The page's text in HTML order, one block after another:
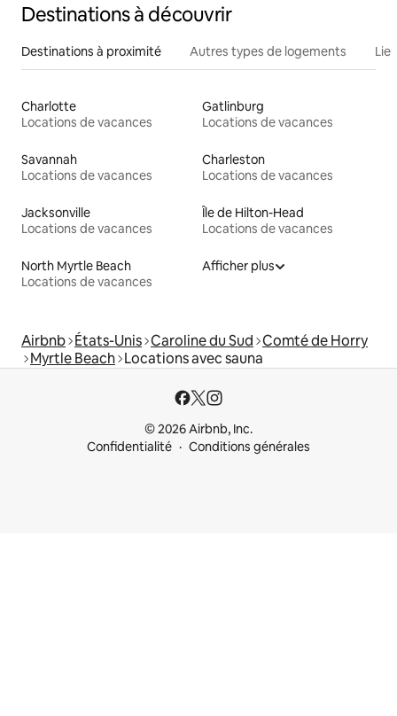
Destinations à découvrir
Destinations à proximité Autres types de logements
Charlotte
Locations de vacances
Gatlinburg
Locations de vacances
Savannah
Locations de vacances
Charleston
Locations de vacances
Jacksonville
Locations de vacances
Île de Hilton-Head
Locations de vacances
North Myrtle Beach
Locations de vacances
Afficher plus
Airbnb États-Unis Caroline du Sud Comté de Horry
Myrtle Beach Locations avec sauna
© 2026 Airbnb, Inc.
Confidentialité
Conditions générales